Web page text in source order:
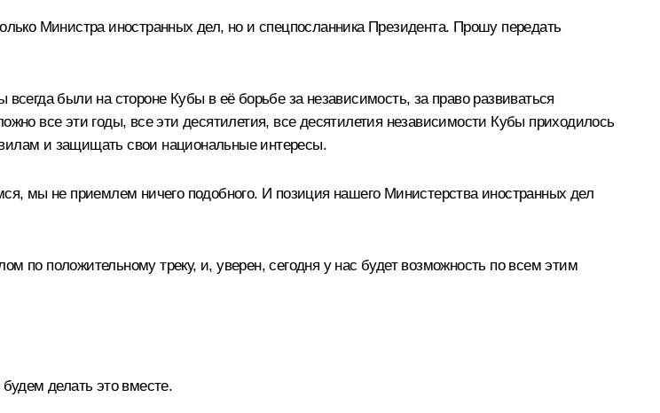
Министра иностранных дел, но и спецпосланника Президента. Прошу передать
были на стороне Кубы в её борьбе за независимость, за право развиваться
все эти годы, все эти десятилетия, все десятилетия независимости Кубы приходилось
и защищать свои национальные интересы.
мы не приемлем ничего подобного. И позиция нашего Министерства иностранных дел
по положительному треку, и, уверен, сегодня у нас будет возможность по всем этим
делать это вместе.